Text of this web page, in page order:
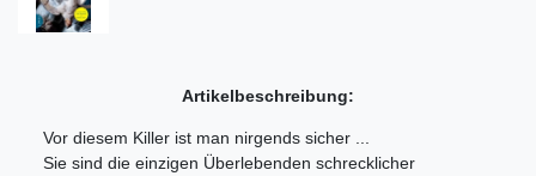
Artikelbeschreibung:
Vor diesem Killer ist man nirgends sicher ...
Sie sind die einzigen Überlebenden schrecklicher